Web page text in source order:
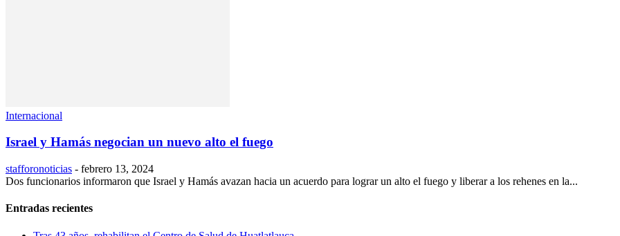
Internacional
Israel y Hamás negocian un nuevo alto el fuego
stafforonoticias - febrero 13, 2024
Dos funcionarios informaron que Israel y Hamás avazan hacia un acuerdo para lograr un alto el fuego y liberar a los rehenes en la...
Entradas recientes